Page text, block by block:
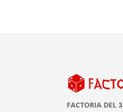
FACTORIA DEL 3